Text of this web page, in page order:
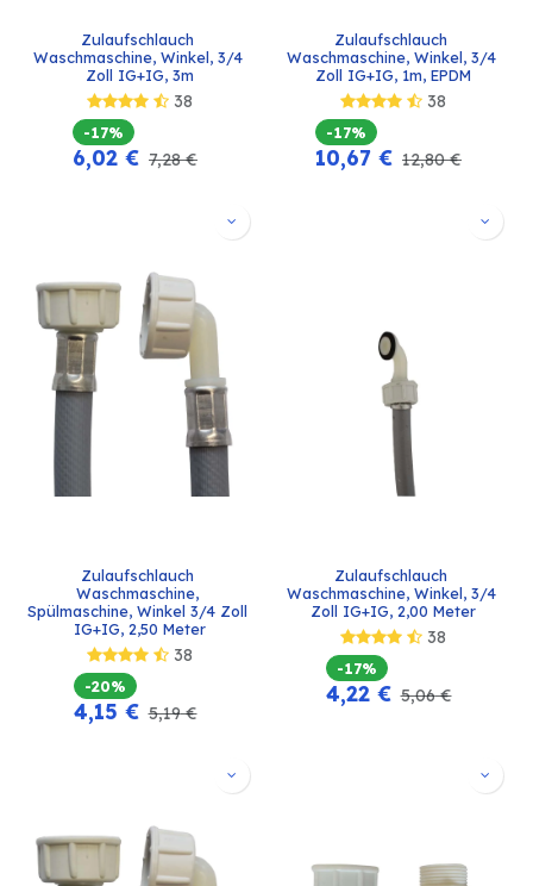
Zulaufschlauch
Waschmaschine, Winkel, 3/4
Zoll IG+IG, 3m
38
-17%
6,02 € 7,28€
Zulaufschlauch
Waschmaschine, Winkel, 3/4
Zoll IG+IG, 1m, EPDM
38
-17%
10,67 € 12,80€
Zulaufschlauch
Waschmaschine,
Spülmaschine, Winkel 3/4 Zoll
IG+IG, 2,50 Meter
38
-20%
4,15 € 5,19€
Zulaufschlauch
Waschmaschine, Winkel, 3/4
Zoll IG+IG, 2,00 Meter
38
-17%
4,22€ 5,06€